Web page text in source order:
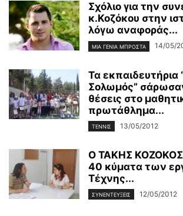
Σχόλιο για την
κ.Κοζόκου στην
λόγω αναφοράς...
ΜΙΑ ΓΕΝΙΆ ΜΠΡΟΣΤΆ 14/05/
Τα εκπαιδευτήρια
Σολωμός”
θέσεις στο
πρωτάθλημα...
ΤΕΝΝΙΣ 13/05/2012
Ο ΤΑΚΗΣ ΚΟΖΟΚΟΣ
40 κύματα των
Τέχνης...
ΣΥΝΕΝΤΕΥΞΕΙΣ 12/05/2012